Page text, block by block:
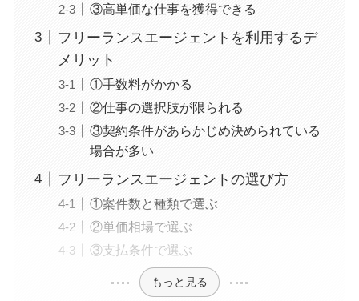
③高単価な仕事を獲得できる
フリーランスエージェントを利用するデ
メリット
①手数料がかかる
②仕事の選択肢が限られる
③契約条件があらかじめ決められている
場合が多い
フリーランスエージェントの選び方
①案件数と種類で選ぶ
②単価相場で選ぶ
③支払条件で選ぶ
もっと見る